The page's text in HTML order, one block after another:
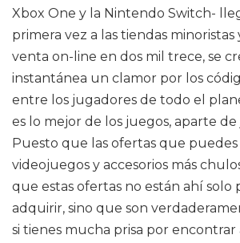
Xbox One y la Nintendo Switch-
primera vez a las tiendas
venta on-line en dos mil trece, se
instantánea un clamor por los
entre los jugadores de todo el
es lo mejor de los juegos, aparte
Puesto que las ofertas que
videojuegos y accesorios más
que estas ofertas no están ahí solo
adquirir, sino que son
si tienes mucha prisa por encontrar